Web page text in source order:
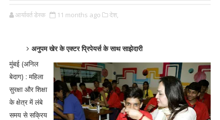
आर्यावर्त डेस्क 11 months ago देश,
अनुपम खेर के एक्टर प्रिपेयर्स के साथ साझेदारी
मुंबई (अनिल
बेदाग) : महिला
सुरक्षा और शिक्षा
के क्षेत्र में लंबे
समय से सक्रिय